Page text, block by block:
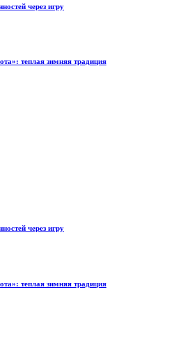
через игру
теплая зимняя традиция
через игру
теплая зимняя традиция